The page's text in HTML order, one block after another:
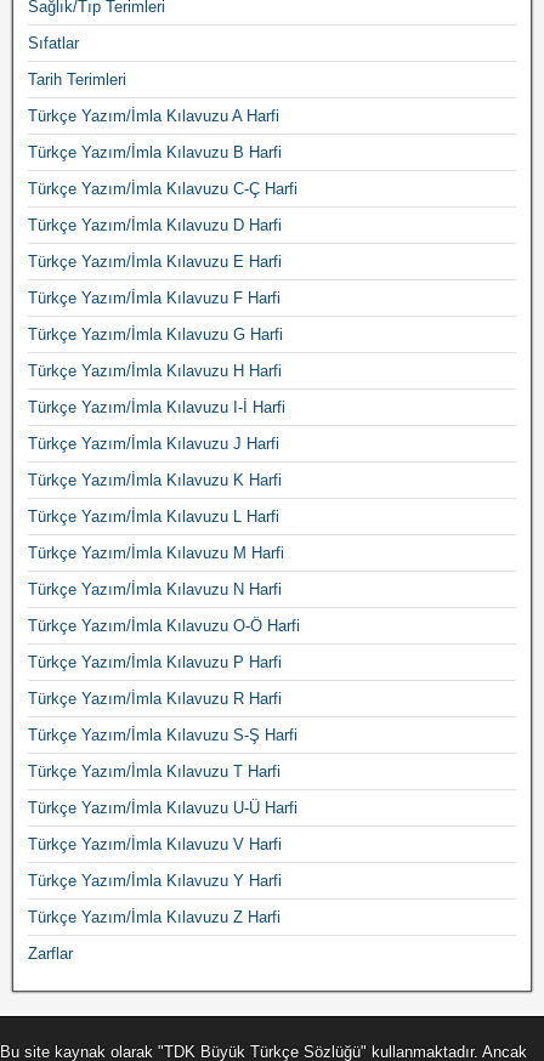
Sağlık/Tıp Terimleri
Sıfatlar
Tarih Terimleri
Türkçe Yazım/İmla Kılavuzu A Harfi
Türkçe Yazım/İmla Kılavuzu B Harfi
Türkçe Yazım/İmla Kılavuzu C-Ç Harfi
Türkçe Yazım/İmla Kılavuzu D Harfi
Türkçe Yazım/İmla Kılavuzu E Harfi
Türkçe Yazım/İmla Kılavuzu F Harfi
Türkçe Yazım/İmla Kılavuzu G Harfi
Türkçe Yazım/İmla Kılavuzu H Harfi
Türkçe Yazım/İmla Kılavuzu I-İ Harfi
Türkçe Yazım/İmla Kılavuzu J Harfi
Türkçe Yazım/İmla Kılavuzu K Harfi
Türkçe Yazım/İmla Kılavuzu L Harfi
Türkçe Yazım/İmla Kılavuzu M Harfi
Türkçe Yazım/İmla Kılavuzu N Harfi
Türkçe Yazım/İmla Kılavuzu O-Ö Harfi
Türkçe Yazım/İmla Kılavuzu P Harfi
Türkçe Yazım/İmla Kılavuzu R Harfi
Türkçe Yazım/İmla Kılavuzu S-Ş Harfi
Türkçe Yazım/İmla Kılavuzu T Harfi
Türkçe Yazım/İmla Kılavuzu U-Ü Harfi
Türkçe Yazım/İmla Kılavuzu V Harfi
Türkçe Yazım/İmla Kılavuzu Y Harfi
Türkçe Yazım/İmla Kılavuzu Z Harfi
Zarflar
Bu site kaynak olarak "TDK Büyük Türkçe Sözlüğü" kullanmaktadır. Ancak